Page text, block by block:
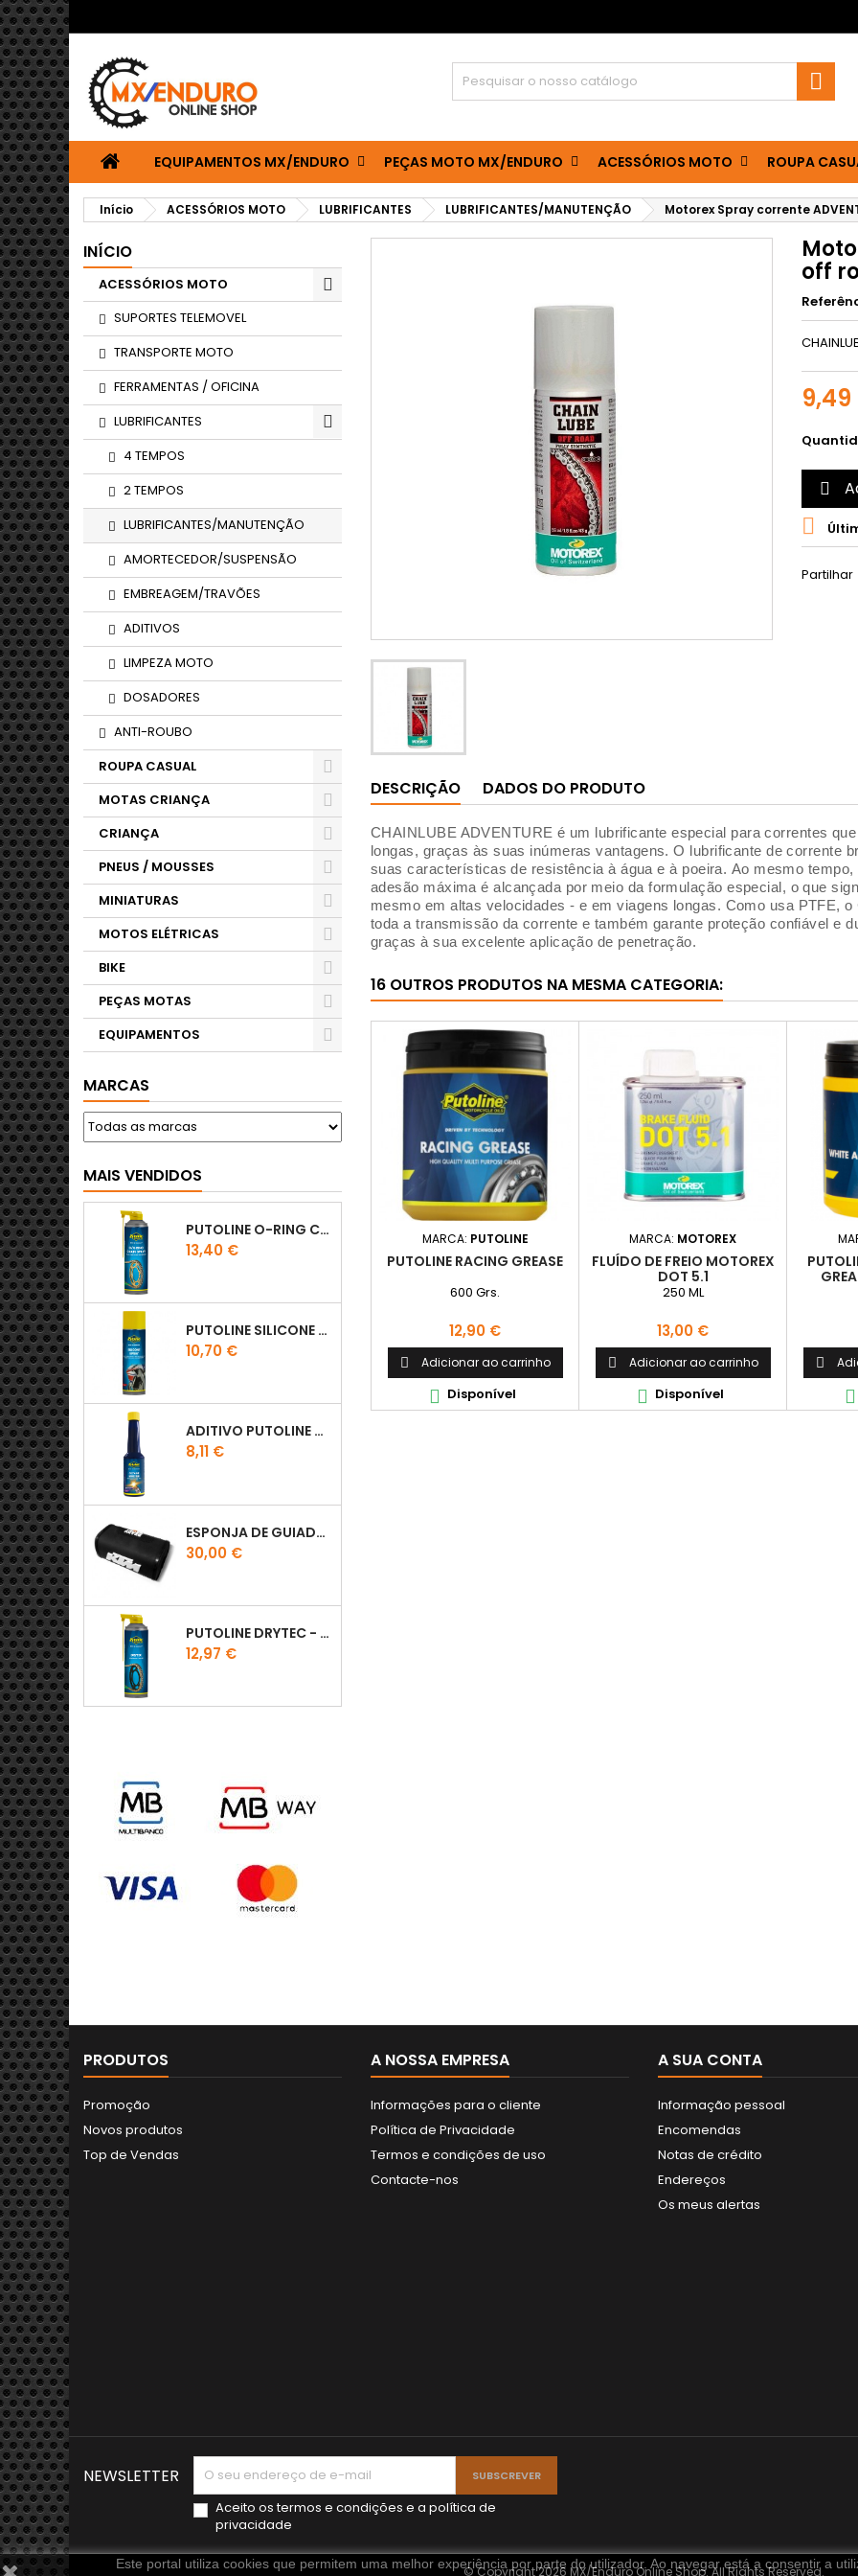

EQUIPAMENTOS MX/ENDURO PEÇAS MOTO MX/ENDURO ACESSÓRIOS MOTO ROUPA
Início ACESSÓRIOS MOTO LUBRIFICANTES LUBRIFICANTES/MANUTENÇÃO Motorex Spray corrente
INÍCIO
ACESSÓRIOS MOTO
SUPORTES TELEMOVEL
TRANSPORTE MOTO
FERRAMENTAS / OFICINA
LUBRIFICANTES
4 TEMPOS
2 TEMPOS
LUBRIFICANTES/MANUTENÇÃO
AMORTECEDOR/SUSPENSÃO
EMBREAGEM/TRAVÕES
ADITIVOS
LIMPEZA MOTO
DOSADORES
ANTI-ROUBO
ROUPA CASUAL
MOTAS CRIANÇA
CRIANÇA
PNEUS / MOUSSES
MINIATURAS
MOTOS ELÉTRICAS
BIKE
PEÇAS MOTAS
EQUIPAMENTOS
MARCAS
MAIS VENDIDOS
PUTOLINE O-RING CHAIN LUBE - SPRAY CORRENTE - 0,5 LT
Preço
13,40 €
PUTOLINE SILICONE SPRAY
Preço
10,70 €
ADITIVO PUTOLINE OCTANE BOOSTER 150ML
Preço
8,11 €
ESPONJA DE GUIADOR KTM
Preço
30,00 €
PUTOLINE DRYTEC - SPRAY CORRENTE RACE - 0,5 LT
Preço
12,97 €
off


Partilhar
DESCRIÇÃO DADOS DO PRODUTO
CHAINLUBE ADVENTURE é um lubrificante especial para correntes
longas, graças às suas inúmeras vantagens.O lubrificante de corrente
suas características de resistência à água e à poeira. Ao mesmo
adesão máxima é alcançada por meio da formulação especial, o que
mesmo em altas velocidades - e em viagens longas. Como usa PTFE,
toda a transmissão da corrente e também garante proteção confiável e
graças à sua excelente aplicação de penetração.
16 OUTROS PRODUTOS NA MESMA CATEGORIA:
MARCA: PUTOLINE
PUTOLINE RACING GREASE
600 Grs.
Preço
12,90 €
 Adicionar ao carrinho
 Disponível
MARCA: MOTOREX
FLUÍDO DE FREIO MOTOREX
DOT 5.1
250 ML
Preço
13,00 €
 Adicionar ao carrinho
 Disponível


PRODUTOS
Promoção
Novos produtos
Top de Vendas
A NOSSA EMPRESA
Informações para o cliente
Política de Privacidade
Termos e condições de uso
Contacte-nos
A SUA CONTA
Informação pessoal
Encomendas
Notas de crédito
Endereços
Os meus alertas
Este portal utiliza cookies que permitem uma melhor experiência por parte do utilizador. Ao navegar está a consentir a
NEWSLETTER
Aceito ostermos e condições e a política de
privacidade
© Copyright 2026 MX/Enduro Online Shop. All Rights Reserved.